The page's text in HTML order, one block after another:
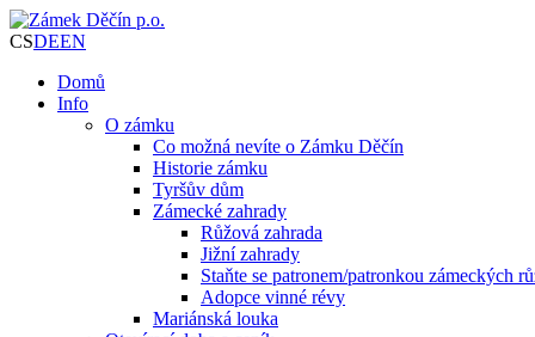
CSDEEN
Domů
Info
O zámku
Co možná nevíte o Zámku Děčín
Historie zámku
Tyršův dům
Zámecké zahrady
Růžová zahrada
Jižní zahrady
Staňte se patronem/patronkou zámeckých
Adopce vinné révy
Mariánská louka